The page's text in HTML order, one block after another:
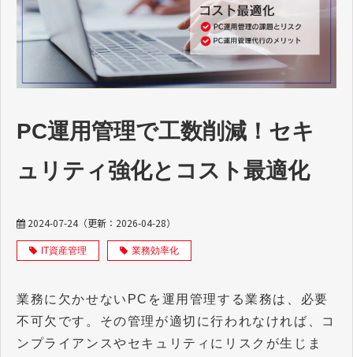
セミナー
コラム
よくあるご質問
PC運用管理で工数削減！セキ
ュリティ強化とコスト最適化
2024-07-24（更新： 2026-04-28）
IT資産管理 業務効率化
業務に欠かせないPCを運用管理する業務は、必要
不可欠です。その管理が適切に行われなければ、コ
ンプライアンスやセキュリティにリスクが生じま